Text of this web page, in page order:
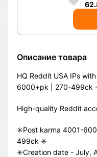
Описание товара
HQ Reddit USA IPs
6000+pk | 270-499ck
High-quality Reddit
✳️Post karma 4001-
499ck ✳️
✳️Creation date - July,